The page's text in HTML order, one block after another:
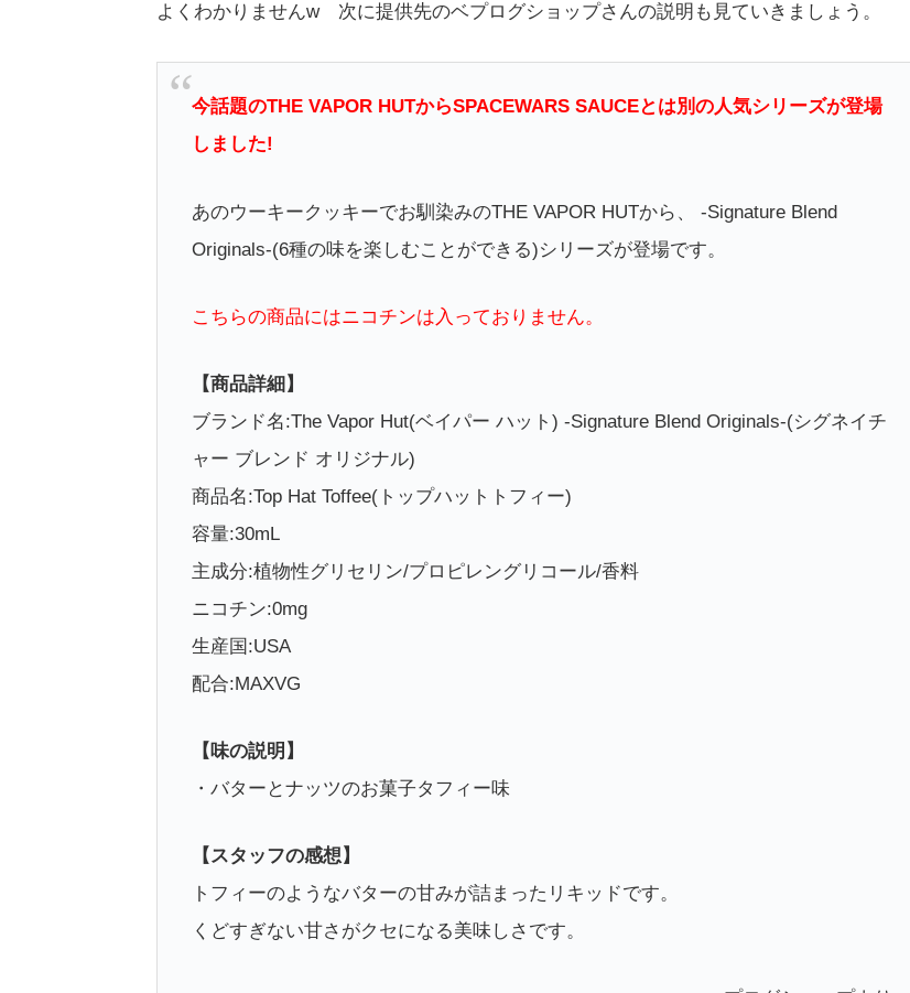
よくわかりませんw 次に提供先のベプログショップさんの説明も見ていきましょう。
今話題のTHE VAPOR HUTからSPACEWARS SAUCEとは別の人気シリーズが登場
しました!
あのウーキークッキーでお馴染みのTHE VAPOR HUTから、 -Signature Blend
Originals-(6種の味を楽しむことができる)シリーズが登場です。
こちらの商品にはニコチンは入っておりません。
【商品詳細】
ブランド名:The Vapor Hut(ベイパー ハット) -Signature Blend Originals-(シグネイチ
ャー ブレンド オリジナル)
商品名:Top Hat Toffee(トップハットトフィー)
容量:30mL
主成分:植物性グリセリン/プロピレングリコール/香料
ニコチン:0mg
生産国:USA
配合:MAXVG
【味の説明】
・バターとナッツのお菓子タフィー味
【スタッフの感想】
トフィーのようなバターの甘みが詰まったリキッドです。
くどすぎない甘さがクセになる美味しさです。